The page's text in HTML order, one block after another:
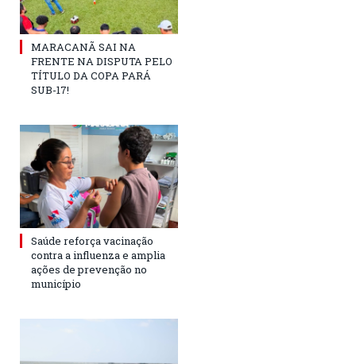
MARACANÃ SAI NA
FRENTE NA DISPUTA PELO
TÍTULO DA COPA PARÁ
SUB-17!
Saúde reforça vacinação
contra a influenza e amplia
ações de prevenção no
município